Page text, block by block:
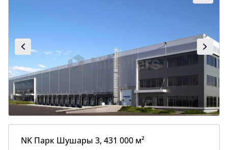
NK Парк Шушары 3, 431 000 м²